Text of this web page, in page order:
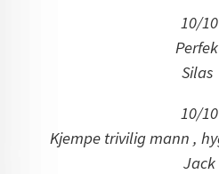
10/10
Silas
10/10
Kjempe trivilig mann ,
Jack